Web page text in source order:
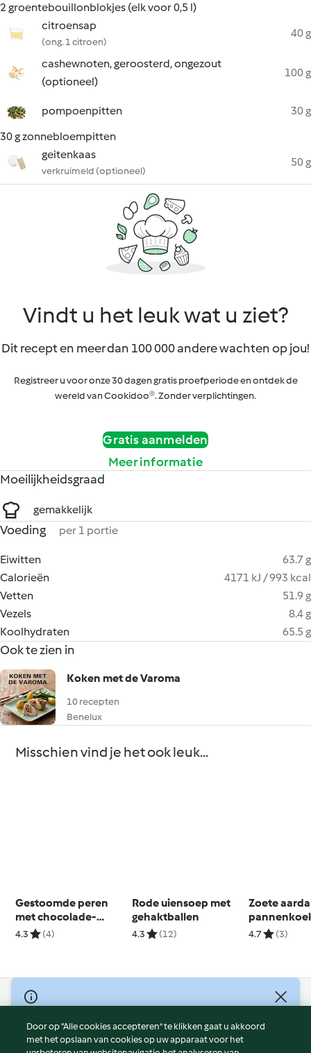
2 groentebouillonblokjes (elk voor 0,5 l)
citroensap
(ong. 1 citroen)
40 g
cashewnoten, geroosterd, ongezout
(optioneel)
100 g
pompoenpitten
30 g
30 g zonnebloempitten
geitenkaas
verkruimeld (optioneel)
50 g
Vindt u het leuk wat u ziet?
Dit recept en meer dan 100 000 andere wachten op jou!
Registreer u voor onze 30 dagen gratis proefperiode en ontdek de
wereld van Cookidoo®. Zonder verplichtingen.
Gratis aanmelden
Meer informatie
Moeilijkheidsgraad
gemakkelijk
Voeding per 1 portie
Eiwitten
63.7 g
Calorieën
4171 kJ / 993 kcal
Vetten
51.9 g
Vezels
8.4 g
Koolhydraten
65.5 g
Ook te zien in
Koken met de Varoma
10 recepten
Benelux
Misschien vind je het ook leuk...
Gestoomde peren
met chocolade-
kardemomsaus
4.3 (4)
Rode uiensoep met
gehaktballen
4.3 (12)
Zoete
rabarber-
4.7 (3)
© Copyright 2026
Gebruiksvoorwaarden
Privacybeleid
Door op “Alle cookies accepteren” te klikken gaat u akkoord
met het opslaan van cookies op uw apparaat voor het